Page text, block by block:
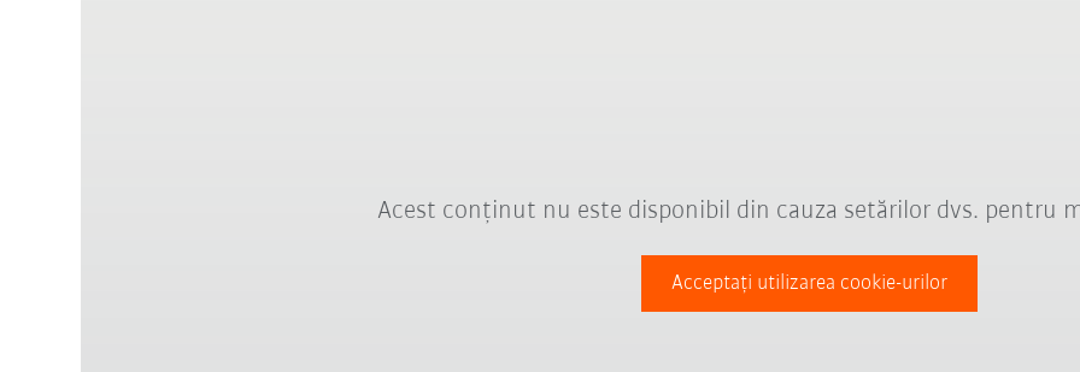
Acest conținut nu este disponibil din cauza setărilor dvs. pentru
Acceptați utilizarea cookie-urilor